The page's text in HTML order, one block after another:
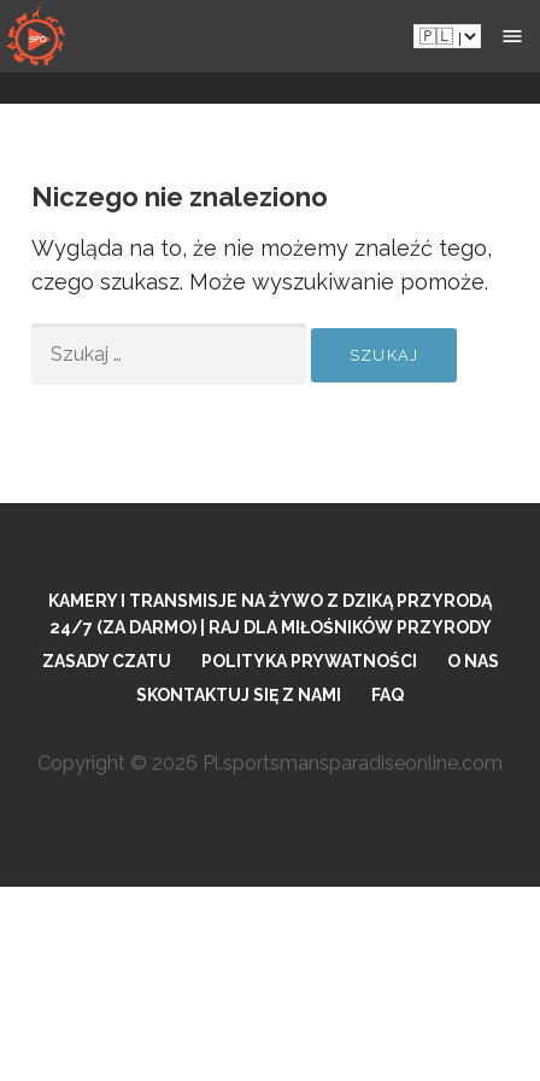
Przejdź
do
zawartości
Pl.sportsmansparadiseonline.com
Niczego nie znaleziono
Wygląda na to, że nie możemy znaleźć tego,
czego szukasz. Może wyszukiwanie pomoże.
KAMERY I TRANSMISJE NA ŻYWO Z DZIKĄ PRZYRODĄ
24/7 (ZA DARMO) | RAJ DLA MIŁOŚNIKÓW PRZYRODY
ZASADY CZATU
POLITYKA PRYWATNOŚCI
O NAS
SKONTAKTUJ SIĘ Z NAMI
FAQ
Copyright © 2026 Pl.sportsmansparadiseonline.com